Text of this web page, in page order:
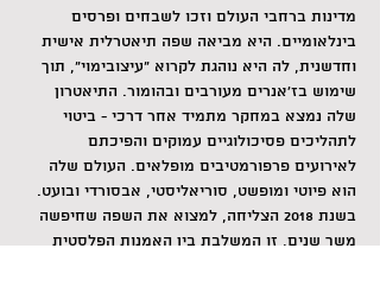
מדינות ברחבי העולם וזכו לשבחים ופרסים
בינלאומיים. היא מביאה שפה תיאטרלית אישית
וחדשנית, לה היא נוהגת לקרוא "עיצובימוי", תוך
שימוש בז'אנרים מעורבים ובהומור. התיאטרון
שלה נמצא במחקר מתמיד אחר דרכי - ביטוי
לתהליכים פסיכולוגיים עמוקים והפיכתם
לאירועים פרפורמטיבים מופלאים. העולם שלה
הוא פיוטי ומופשט, סוריאליסטי, אבסורדי ובועט.
בשנת 2018 הצליחה, למצוא את השפה שחיפשה
משך שנים, זו המשלבת בין האמנות הפלסטית